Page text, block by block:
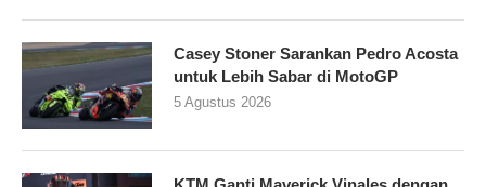
Casey Stoner Sarankan Pedro Acosta
untuk Lebih Sabar di MotoGP
5 Agustus 2026